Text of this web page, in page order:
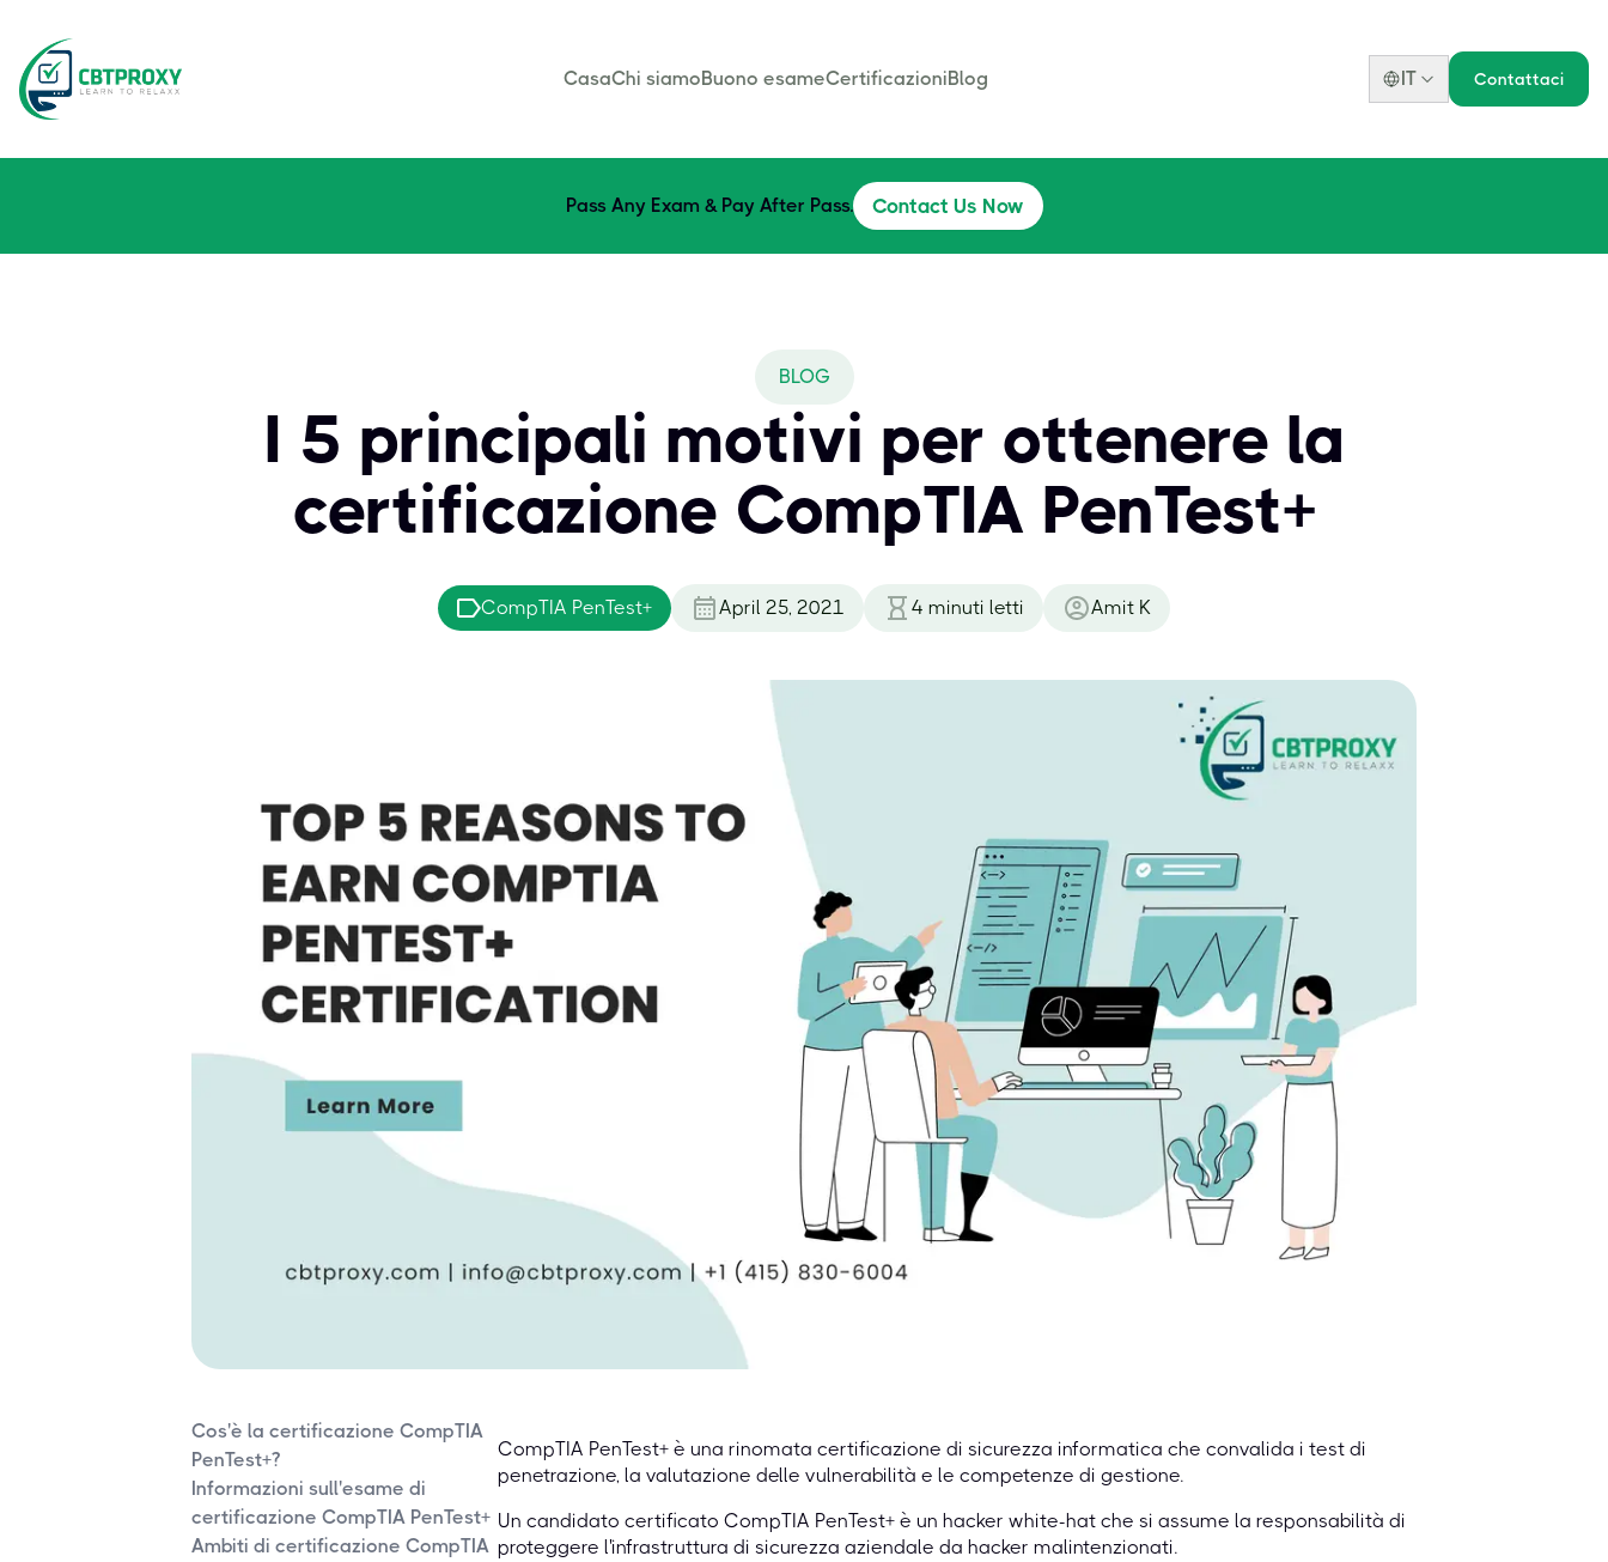
CasaChi siamoBuono esameCertificazioniBlog IT Contattaci
Pass Any Exam & Pay After Pass. Contact Us Now
BLOG
I 5 principali motivi per ottenere la
certificazione CompTIA PenTest+
CompTIA PenTest+ April 25, 2021 4 minuti letti Amit K
Cos'è la certificazione CompTIA
PenTest+?
Informazioni sull'esame di
certificazione CompTIA PenTest+
Ambiti di certificazione CompTIA
CompTIA PenTest+ è una rinomata certificazione di sicurezza informatica che convalida i test di
penetrazione, la valutazione delle vulnerabilità e le competenze di gestione.
Un candidato certificato CompTIA PenTest+ è un hacker white-hat che si assume la responsabilità di
proteggere l'infrastruttura di sicurezza aziendale da hacker malintenzionati.